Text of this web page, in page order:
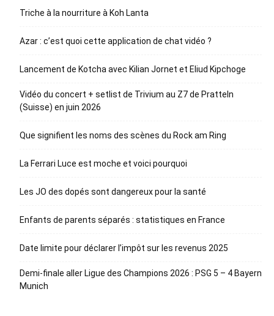
Triche à la nourriture à Koh Lanta
Azar : c’est quoi cette application de chat vidéo ?
Lancement de Kotcha avec Kilian Jornet et Eliud Kipchoge
Vidéo du concert + setlist de Trivium au Z7 de Pratteln
(Suisse) en juin 2026
Que signifient les noms des scènes du Rock am Ring
La Ferrari Luce est moche et voici pourquoi
Les JO des dopés sont dangereux pour la santé
Enfants de parents séparés : statistiques en France
Date limite pour déclarer l’impôt sur les revenus 2025
Demi-finale aller Ligue des Champions 2026 : PSG 5 – 4 Bayern
Munich